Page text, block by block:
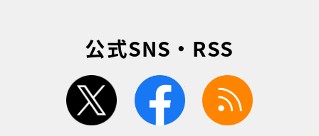
公式SNS・RSS
twitter facebook